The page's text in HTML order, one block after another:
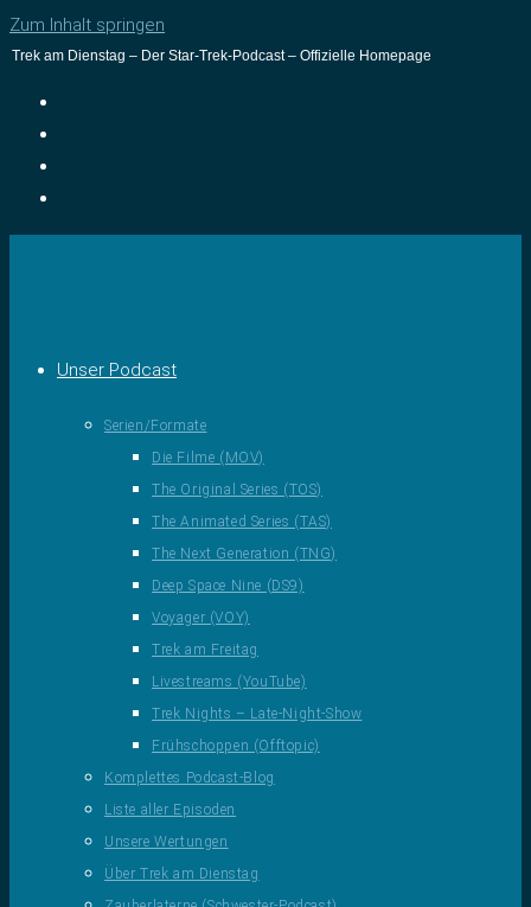
Zum Inhalt springen
Trek am Dienstag – Der Star-Trek-Podcast – Offizielle Homepage
Unser Podcast
Serien/Formate
Die Filme (MOV)
The Original Series (TOS)
The Animated Series (TAS)
The Next Generation (TNG)
Deep Space Nine (DS9)
Voyager (VOY)
Trek am Freitag
Livestreams (YouTube)
Trek Nights – Late-Night-Show
Frühschoppen (Offtopic)
Komplettes Podcast-Blog
Liste aller Episoden
Unsere Wertungen
Über Trek am Dienstag